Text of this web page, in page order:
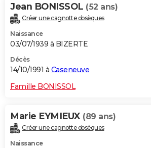
Jean BONISSOL (52 ans)
Créer une cagnotte obsèques
Naissance
03/07/1939 à BIZERTE
Décès
14/10/1991 à Caseneuve
Famille BONISSOL
Marie EYMIEUX (89 ans)
Créer une cagnotte obsèques
Naissance